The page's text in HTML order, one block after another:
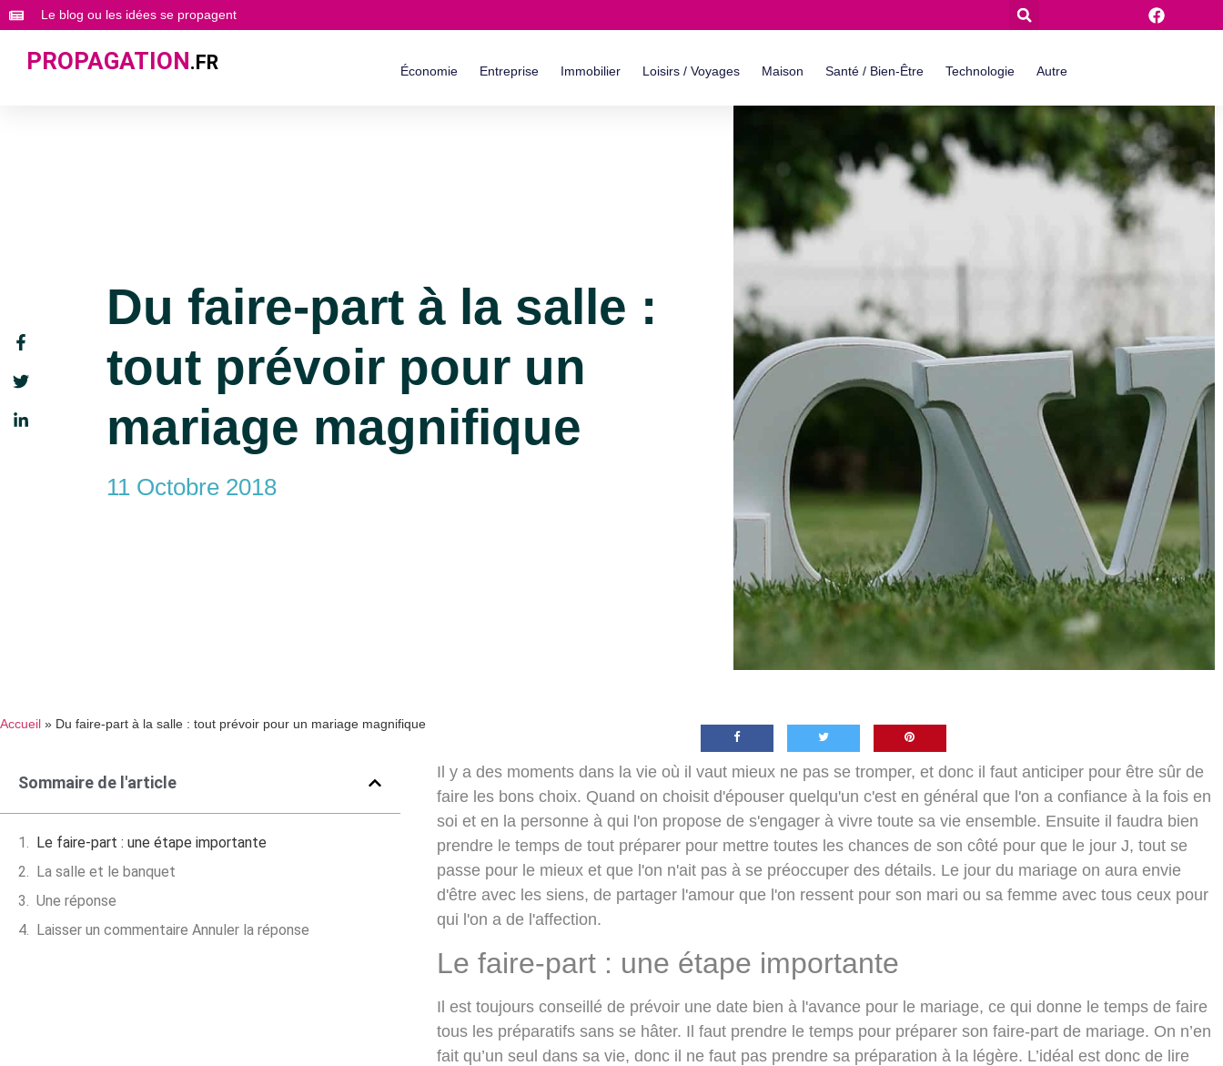
Le blog ou les idées se propagent
PROPAGATION.FR Économie Entreprise Immobilier Loisirs / Voyages Maison Santé / Bien-Être Technologie Autre
Du faire-part à la salle :
tout prévoir pour un
mariage magnifique
11 Octobre 2018
Accueil » Du faire-part à la salle : tout prévoir pour un mariage magnifique
Sommaire de l'article
Le faire-part : une étape importante
La salle et le banquet
Une réponse
Laisser un commentaire Annuler la réponse
Il y a des moments dans la vie où il vaut mieux ne pas se tromper, et donc il faut anticiper pour être sûr de
faire les bons choix. Quand on choisit d'épouser quelqu'un c'est en général que l'on a confiance à la fois en
soi et en la personne à qui l'on propose de s'engager à vivre toute sa vie ensemble. Ensuite il faudra bien
prendre le temps de tout préparer pour mettre toutes les chances de son côté pour que le jour J, tout se
passe pour le mieux et que l'on n'ait pas à se préoccuper des détails. Le jour du mariage on aura envie
d'être avec les siens, de partager l'amour que l'on ressent pour son mari ou sa femme avec tous ceux pour
qui l'on a de l'affection.
Le faire-part : une étape importante
Il est toujours conseillé de prévoir une date bien à l'avance pour le mariage, ce qui donne le temps de faire
tous les préparatifs sans se hâter. Il faut prendre le temps pour préparer son faire-part de mariage. On n’en
fait qu’un seul dans sa vie, donc il ne faut pas prendre sa préparation à la légère. L’idéal est donc de lire